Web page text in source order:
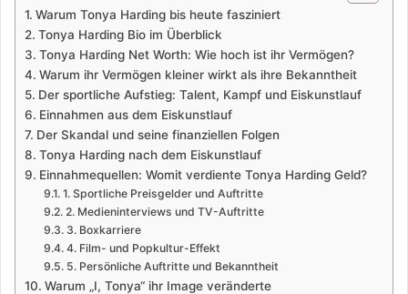
Warum Tonya Harding bis heute fasziniert
Tonya Harding Bio im Überblick
Tonya Harding Net Worth: Wie hoch ist ihr Vermögen?
Warum ihr Vermögen kleiner wirkt als ihre Bekanntheit
Der sportliche Aufstieg: Talent, Kampf und Eiskunstlauf
Einnahmen aus dem Eiskunstlauf
Der Skandal und seine finanziellen Folgen
Tonya Harding nach dem Eiskunstlauf
Einnahmequellen: Womit verdiente Tonya Harding Geld?
1. Sportliche Preisgelder und Auftritte
2. Medieninterviews und TV-Auftritte
3. Boxkarriere
4. Film- und Popkultur-Effekt
5. Persönliche Auftritte und Bekanntheit
Warum „I, Tonya“ ihr Image veränderte